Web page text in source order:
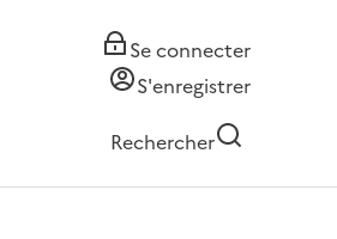
Se connecter
S'enregistrer
Rechercher